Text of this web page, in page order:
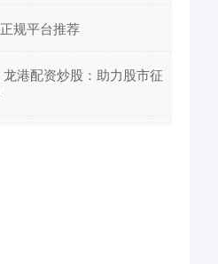
规平台推荐
港配资炒股：助力股市征